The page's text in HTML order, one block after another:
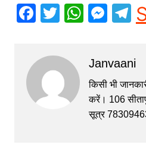
F
c
e
b
o
T
itt
er
W
s
A
p
p
M
s
e
n
T
gr
a
Janvaani
किसी भी
करें। 106
सूत्र